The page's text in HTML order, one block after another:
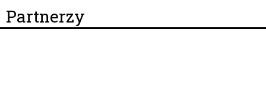
Partnerzy